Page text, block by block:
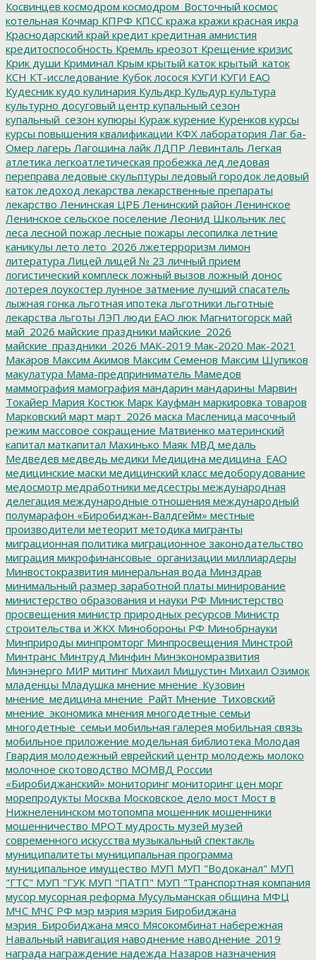
Косвинцев космодром космодром_Восточный космос
котельная Кочмар КПРФ КПСС кража кражи красная икра
Краснодарский край кредит кредитная амнистия
кредитоспособность Кремль креозот Крещение кризис
Крик души Криминал Крым крытый каток крытый_каток
КСН КТ-исследование Кубок лосося КУГИ КУГИ ЕАО
Кудесник кудо кулинария Кульдкр Кульдур культура
культурно досуговый центр купальный сезон
купальный_сезон купюры Кураж курение Куренков курсы
курсы повышения квалификации КФХ лаборатория Лаг ба-
Омер лагерь Лагошина лайк ЛДПР Левинталь Легкая
атлетика легкоатлетическая пробежка лед ледовая
переправа ледовые скульптуры ледовый городок ледовый
каток ледоход лекарства лекарственные препараты
лекарство Ленинская ЦРБ Ленинский район Ленинское
Ленинское сельское поселение Леонид Школьник лес
леса лесной пожар лесные пожары лесопилка летние
каникулы лето лето_2026 лжетерроризм лимон
литература Лицей лицей № 23 личный прием
логистический комплеск ложный вызов ложный донос
лотерея лоукостер лунное затмение лучший спасатель
лыжная гонка льготная ипотека льготники льготные
лекарства льготы ЛЭП люди ЕАО люк Магнитогорск май
май_2026 майские праздники майские_2026
майские_праздники_2026 МАК-2019 Мак-2020 Мак-2021
Макаров Максим Акимов Максим Семенов Максим Шупиков
макулатура Мама-предприниматель Мамедов
маммография мамография мандарин мандарины Марвин
Токайер Мария Костюк Марк Кауфман маркировка товаров
Марковский март март_2026 маска Масленица масочный
режим массовое сокращение Матвиенко материнский
капитал маткапитал Махинько Маяк МВД медаль
Медведев медведь медики Медицина медицина_ЕАО
медицинские маски медицинский класс медоборудование
медосмотр медработники медсестры международная
делегация международные отношения международный
полумарафон «Биробиджан-Валдгейм» местные
производители метеорит методика мигранты
миграционная политика миграционное законодательство
миграция микрофинансовые_организации миллиардеры
Минвостокразвития минеральная вода Минздрав
минимальный размер заработной платы минирование
министерство образования и науки РФ Министерство
просвещения министр природных ресурсов Министр
строительства и ЖКХ Минобороны РФ Минобрнауки
Минприроды минпромторг Минпросвещения Минстрой
Минтранс Минтруд Минфин Минэкономразвития
Минэнерго МИР митинг Михаил Мишустин Михаил Озимок
младенцы Младушка мнение мнение_Кузовин
мнение_медицина мнение_Райт Мнение_Тиховский
мнение_экономика мнения многодетные семьи
многодетные_семьи мобильная галерея мобильная связь
мобильное приложение модельная библиотека Молодая
Гвардия молодежный еврейский центр молодежь молоко
молочное скотоводство МОМВД России
«Биробиджанский» мониторинг мониторинг цен морг
морепродукты Москва Московское дело мост Мост в
Нижнеленинском мотопомпа мошенник мошенники
мошенничество МРОТ мудрость музей музей
современного искусства музыкальный спектакль
муниципалитеты муниципальная программа
муниципальное имущество МУП МУП "Водоканал" МУП
"ГТС" МУП "ГУК МУП "ПАТП" МУП "Транспортная компания
мусор мусорная реформа Мусульманская община МФЦ
МЧС МЧС РФ мэр мэрия мэрия Биробиджана
мэрия_Биробиджана мясо Мясокомбинат набережная
Навальный навигация наводнение наводнение_2019
награда награждение надежда Назаров назначения